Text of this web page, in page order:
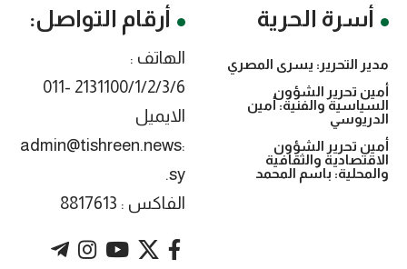
أسرة الحرية
مدير التحرير: يسرى المصري
أمين تحرير الشؤون
السياسية والفنية: أمين
الدريوسي
أمين تحرير الشؤون
الاقتصادية والثقافية
والمحلية: باسم المحمد
أرقام التواصل:
الهاتف :
2131100/1/2/3/6 -011
الايميل
:admin@tishreen.news
.sy
الفاكس : 8817613